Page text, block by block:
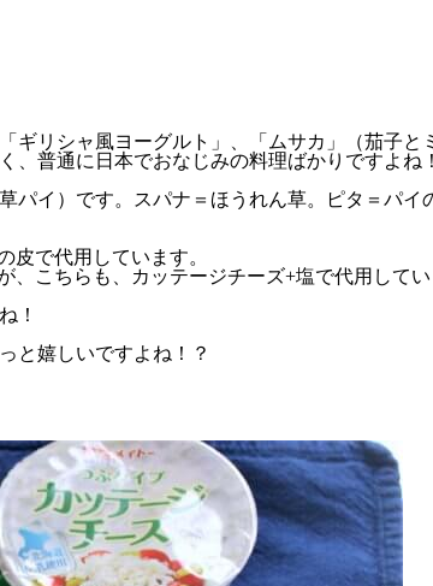
リシャ風ヨーグルト」、「ムサカ」（茄子
、普通に日本でおなじみの料理ばかりですよね
イ）です。スパナ＝ほうれん草。ピタ＝パ
皮で代用しています。
こちらも、カッテージチーズ+塩で代用してい
！
と嬉しいですよね！？